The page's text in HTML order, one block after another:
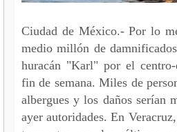
Ciudad de México.- Por lo
medio millón de
huracán "Karl" por el
fin de semana. Miles de
albergues y los daños serían
ayer autoridades. En